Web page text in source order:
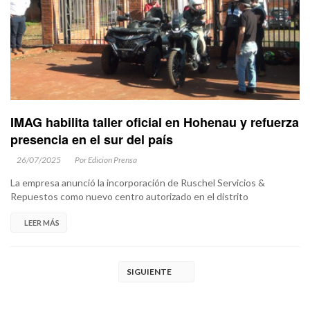
IMAG habilita taller oficial en Hohenau y refuerza
presencia en el sur del país
26/07/2025 Por Edicion Prensa
La empresa anunció la incorporación de Ruschel Servicios &
Repuestos como nuevo centro autorizado en el distrito
LEER MÁS
SIGUIENTE